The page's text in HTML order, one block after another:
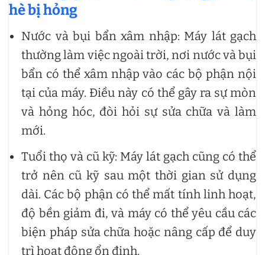
hè bị hỏng
Nước và bụi bẩn xâm nhập: Máy lát gạch
thường làm việc ngoài trời, nơi nước và bụi
bẩn có thể xâm nhập vào các bộ phận nội
tại của máy. Điều này có thể gây ra sự mòn
và hỏng hóc, đòi hỏi sự sửa chữa và làm
mới.
Tuổi thọ và cũ kỹ: Máy lát gạch cũng có thể
trở nên cũ kỹ sau một thời gian sử dụng
dài. Các bộ phận có thể mất tính linh hoạt,
độ bền giảm đi, và máy có thể yêu cầu các
biện pháp sửa chữa hoặc nâng cấp để duy
trì hoạt động ổn định.